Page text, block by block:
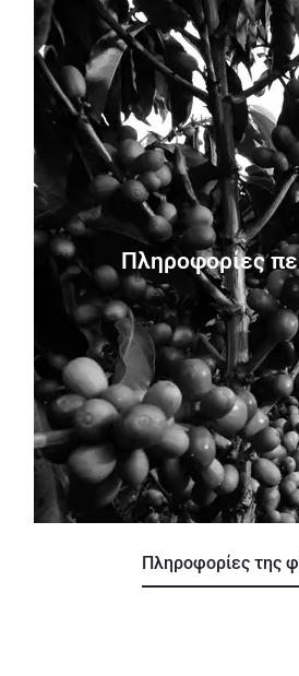
Πληροφορίες
Περιοχή: Cauca
Υψόμετρο: 2,100 meters
Παραγωγός:
Φάρμα:
Ποικιλία: Java
Συγκομιδή: Year-round
Eπεξεργασία:
Πληροφορίες της